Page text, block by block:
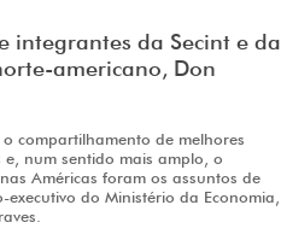
integrantes da Secint e da
americano, Don
compartilhamento de melhores
num sentido mais amplo, o
Américas foram os assuntos de
do Ministério da Economia,